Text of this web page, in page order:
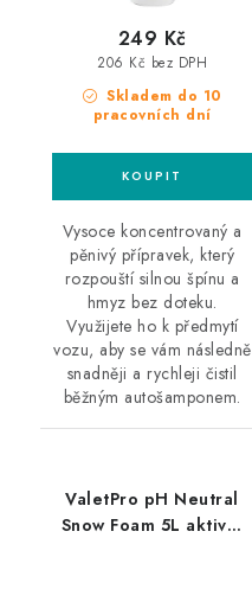
Skladem do 10
pracovních dní
206 Kč bez DPH
249 Kč
Vysoce koncentrovaný a
pěnivý přípravek, který
rozpouští silnou špínu a
hmyz bez doteku.
Využijete ho k předmytí
vozu, aby se vám následně
snadněji a rychleji čistil
běžným autošamponem.
ValetPro pH Neutral
Snow Foam 5L aktivní